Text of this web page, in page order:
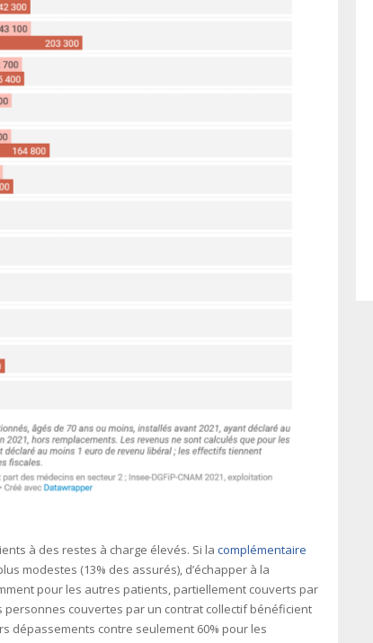
à des restes à charge élevés. Si la complémentaire
modestes (13% des assurés), d’échapper à la
pour les autres patients, partiellement couverts par
personnes couvertes par un contrat collectif bénéficient
dépassements contre seulement 60% pour les